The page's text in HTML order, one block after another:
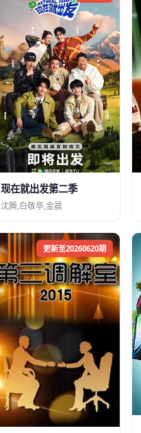
现在就出发第二季
沈腾,白敬亭,金晨
更新至20260620期